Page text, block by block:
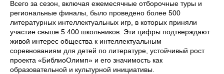
Всего за сезон, включая ежемесячные отборочные туры и
региональные финалы, было проведено более 500
литературных интеллектуальных игр, в которых приняли
участие свыше 5 400 школьников. Эти цифры подтверждают
живой интерес общества к интеллектуальным
соревнованиям для детей по литературе, устойчивый рост
проекта «БиблиоОлимп» и его значимость как
образовательной и культурной инициативы.